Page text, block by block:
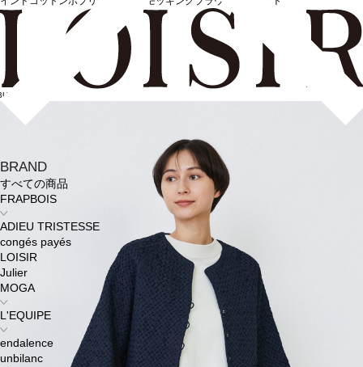
BRAND
すべての商品
FRAPBOIS
ADIEU TRISTESSE
congés payés
LOISIR
Julier
MOGA
L'EQUIPE
endalence
unbilanc